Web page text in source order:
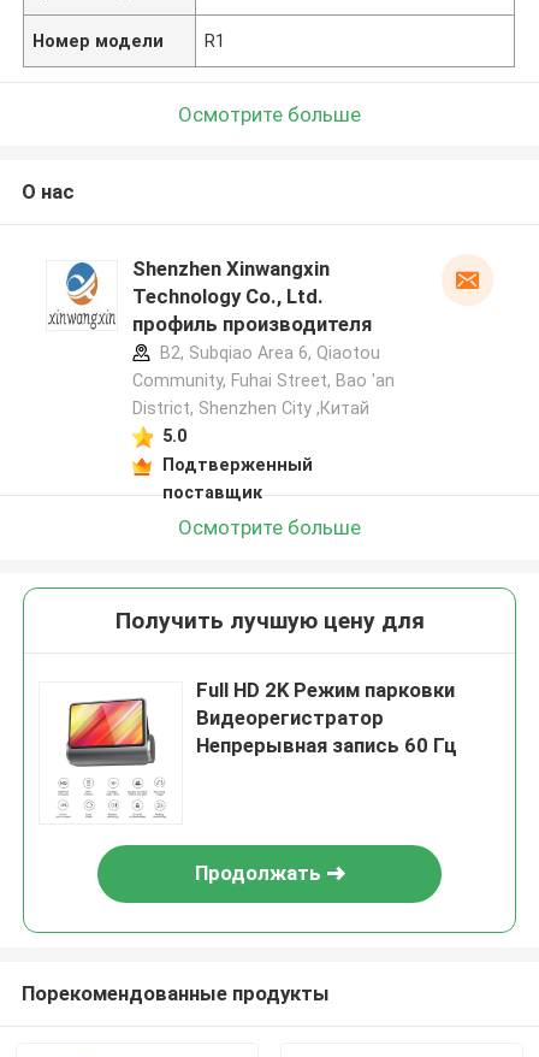
Номер модели R1
Осмотрите больше
О нас
Shenzhen Xinwangxin
Technology Co., Ltd.
профиль производителя
B2, Subqiao Area 6, Qiaotou
Community, Fuhai Street, Bao 'an
District, Shenzhen City ,Китай
5.0
Подтверженный
поставщик
Осмотрите больше
Получить лучшую цену для
Full HD 2K Режим парковки
Видеорегистратор
Непрерывная запись 60 Гц
Продолжать
Порекомендованные продукты